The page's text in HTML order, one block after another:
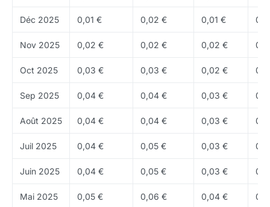
token utilitaire gagné pendant l'activité physique,
utilisé pour réparer et améliorer les sneakers. GMT
Énergie
: les utilisateurs disposent d'un quota
d'énergie quotidien (en fonction du nombre de
temps ils peuvent gagner des tokens par jour
Multi-chaîne: STEPN est déployé sur Solana
l'application avec des fonctionnalités sociales
Déc 2025 0,01 € 0,02 € 0,01 €
Nov 2025 0,02 € 0,02 € 0,02 €
Oct 2025 0,03 € 0,03 € 0,02 €
Sep 2025 0,04 € 0,04 € 0,03 €
Août 2025 0,04 € 0,04 € 0,03 €
Juil 2025 0,04 € 0,05 € 0,03 €
Juin 2025 0,04 € 0,05 € 0,03 €
Mai 2025 0,05 € 0,06 € 0,04 €